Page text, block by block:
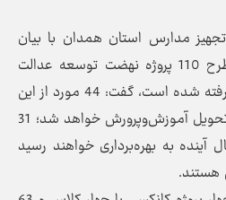
مدارس استان همدان با بیان
اینکه در برش استانی این طرح 110 پروژه نهضت توسعه عدالت
آموزشی برای استان درنظر گرفته شده است، گفت: 44 مورد از این
تعداد در مهرماه سال جاری تحویل آموزش‌وپرورش خواهد شد؛ 31
به بهره‌برداری خواهند رسید
هستند.